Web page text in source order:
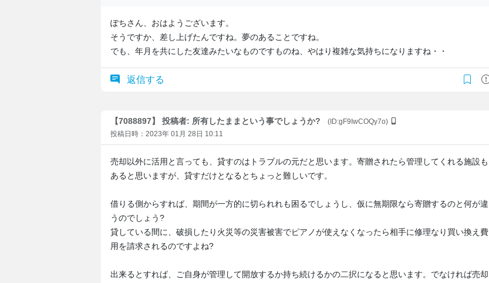
ぽちさん、おはようございます。
そうですか、差し上げたんですね。夢のあることですね。
でも、年月を共にした友達みたいなものですものね、やはり複雑な気持ちになりますね・・
返信する
【7088897】 投稿者: 所有したままという事でしょうか?
(ID:gF9IwCOQy7o)
投稿日時：2023年 01月 28日 10:11
売却以外に活用と言っても、貸すのはトラブルの元だと思います。寄贈されたら管理してくれる施設も
あると思いますが、貸すだけとなるとちょっと難しいです。
借りる側からすれば、期間が一方的に切られれも困るでしょうし、仮に無期限なら寄贈するのと何が違
うのでしょう?
貸している間に、破損したり火災等の災害被害でピアノが使えなくなったら相手に修理なり買い換え費
用を請求されるのですよね?
出来るとすれば、ご自身が管理して開放するか持ち続けるかの二択になると思います。でなければ売却